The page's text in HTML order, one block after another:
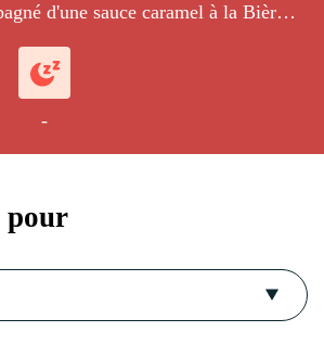
d'une sauce caramel à la Bière
-
pour